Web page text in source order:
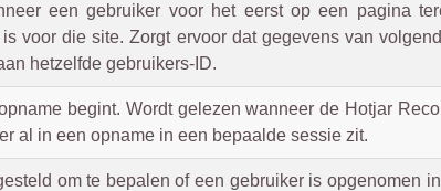
een gebruiker voor het eerst op een pagina
voor die site. Zorgt ervoor dat gegevens van
hetzelfde gebruikers-ID.
begint. Wordt gelezen wanneer de Hotjar
al in een opname in een bepaalde sessie zit.
om te bepalen of een gebruiker is opgenomen